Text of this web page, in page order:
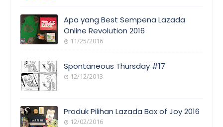
AWAM
COVERAGE
Apa yang Best Sempena Lazada
Online Revolution 2016
11/25/2016
E
Spontaneous Thursday #17
12/12/2013
Produk Pilihan Lazada Box of Joy 2016
12/02/2016